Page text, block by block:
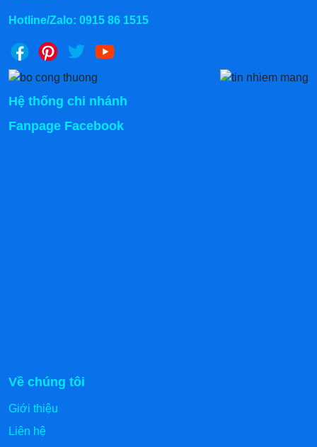
lạnh giúp giảm hao phí điện trong quá trình vận
hành lâu dài.
Thiết kế gọn gàng, tối ưu không gian bếp:
hợp với bếp nhà hàng, quán ăn, bếp công nghiệp
có diện tích hạn chế.
lượng, máy chạy ổn định, ít rung ồn, đáp ứng nhu
inox 201
Hotline/Zalo: 0915 86 1515
Hệ thống chi nhánh
Fanpage Facebook
Về chúng tôi
Giới thiệu
Liên hệ